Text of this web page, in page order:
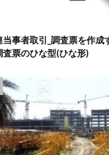
当事者取引_調査票を作成
査票のひな型(ひな形)